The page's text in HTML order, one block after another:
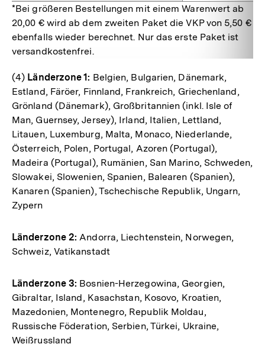
*Bei größeren Bestellungen mit einem Warenwert ab
20,00 € wird ab dem zweiten Paket die VKP von 5,50 €
ebenfalls wieder berechnet. Nur das erste Paket ist
versandkostenfrei.
(4) Länderzone 1: Belgien, Bulgarien, Dänemark,
Estland, Färöer, Finnland, Frankreich, Griechenland,
Grönland (Dänemark), Großbritannien (inkl. Isle of
Man, Guernsey, Jersey), Irland, Italien, Lettland,
Litauen, Luxemburg, Malta, Monaco, Niederlande,
Österreich, Polen, Portugal, Azoren (Portugal),
Madeira (Portugal), Rumänien, San Marino, Schweden,
Slowakei, Slowenien, Spanien, Balearen (Spanien),
Kanaren (Spanien), Tschechische Republik, Ungarn,
Zypern
Länderzone 2: Andorra, Liechtenstein, Norwegen,
Schweiz, Vatikanstadt
Länderzone 3: Bosnien-Herzegowina, Georgien,
Gibraltar, Island, Kasachstan, Kosovo, Kroatien,
Mazedonien, Montenegro, Republik Moldau,
Russische Föderation, Serbien, Türkei, Ukraine,
Weißrussland